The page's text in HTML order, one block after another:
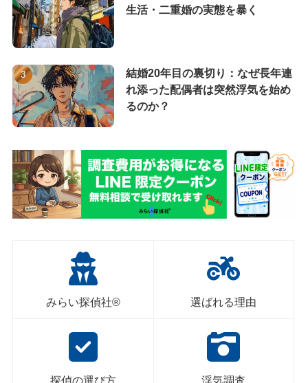
生活・二重婚の実態を暴く
結婚20年目の裏切り：なぜ長年連
れ添った配偶者は突然浮気を始め
るのか？
みらい探偵社®︎ 選ばれる理由
探偵の選び方 浮気調査